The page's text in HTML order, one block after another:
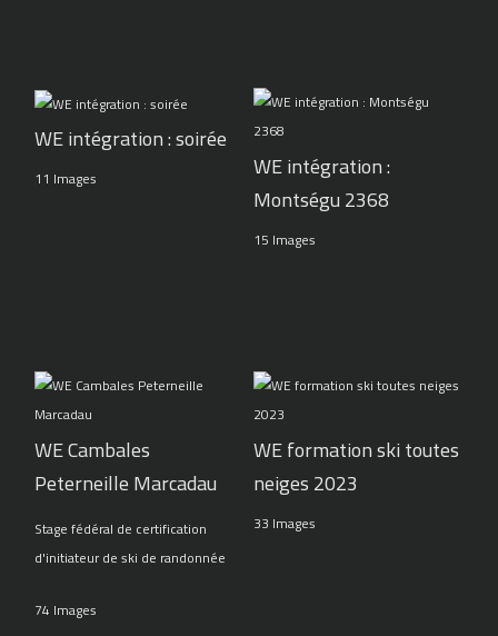
WE intégration : soirée
11 Images
WE intégration :
Montségu 2368
15 Images
WE Cambales
Peterneille Marcadau
Stage fédéral de certification
d'initiateur de ski de randonnée
74 Images
WE formation ski toutes
neiges 2023
33 Images